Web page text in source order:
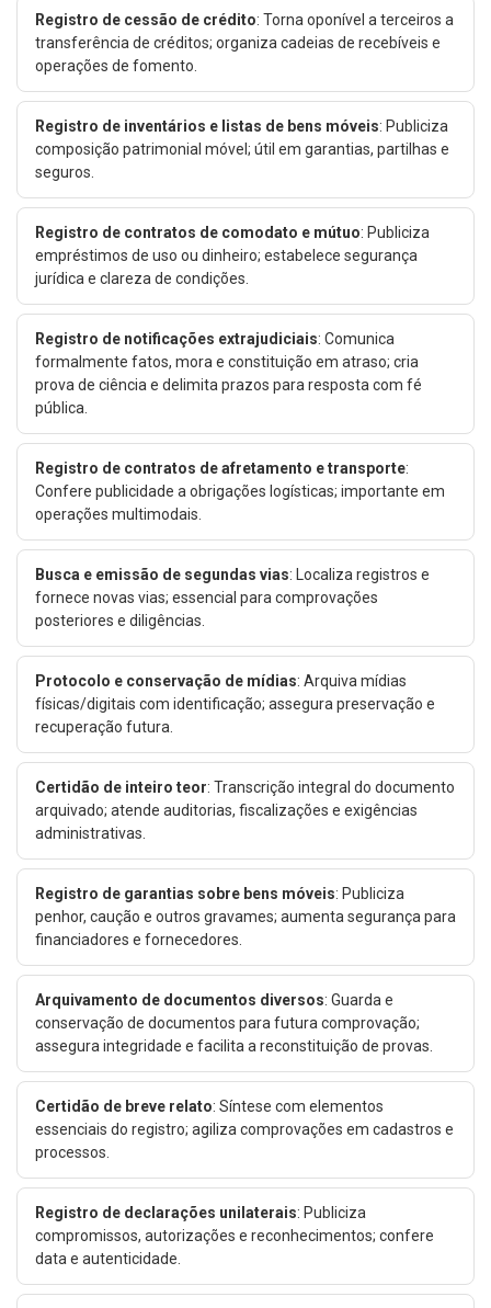
Registro de cessão de crédito: Torna oponível a terceiros a
transferência de créditos; organiza cadeias de recebíveis e
operações de fomento.
Registro de inventários e listas de bens móveis: Publiciza
composição patrimonial móvel; útil em garantias, partilhas e
seguros.
Registro de contratos de comodato e mútuo: Publiciza
empréstimos de uso ou dinheiro; estabelece segurança
jurídica e clareza de condições.
Registro de notificações extrajudiciais: Comunica
formalmente fatos, mora e constituição em atraso; cria
prova de ciência e delimita prazos para resposta com fé
pública.
Registro de contratos de afretamento e transporte:
Confere publicidade a obrigações logísticas; importante em
operações multimodais.
Busca e emissão de segundas vias: Localiza registros e
fornece novas vias; essencial para comprovações
posteriores e diligências.
Protocolo e conservação de mídias: Arquiva mídias
físicas/digitais com identificação; assegura preservação e
recuperação futura.
Certidão de inteiro teor: Transcrição integral do documento
arquivado; atende auditorias, fiscalizações e exigências
administrativas.
Registro de garantias sobre bens móveis: Publiciza
penhor, caução e outros gravames; aumenta segurança para
financiadores e fornecedores.
Arquivamento de documentos diversos: Guarda e
conservação de documentos para futura comprovação;
assegura integridade e facilita a reconstituição de provas.
Certidão de breve relato: Síntese com elementos
essenciais do registro; agiliza comprovações em cadastros e
processos.
Registro de declarações unilaterais: Publiciza
compromissos, autorizações e reconhecimentos; confere
data e autenticidade.